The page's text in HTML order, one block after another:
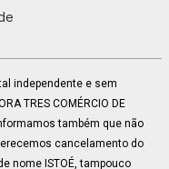
independente e sem
TRES COMÉRCIO DE
também que não
cancelamento do
nome ISTOÉ, tampouco